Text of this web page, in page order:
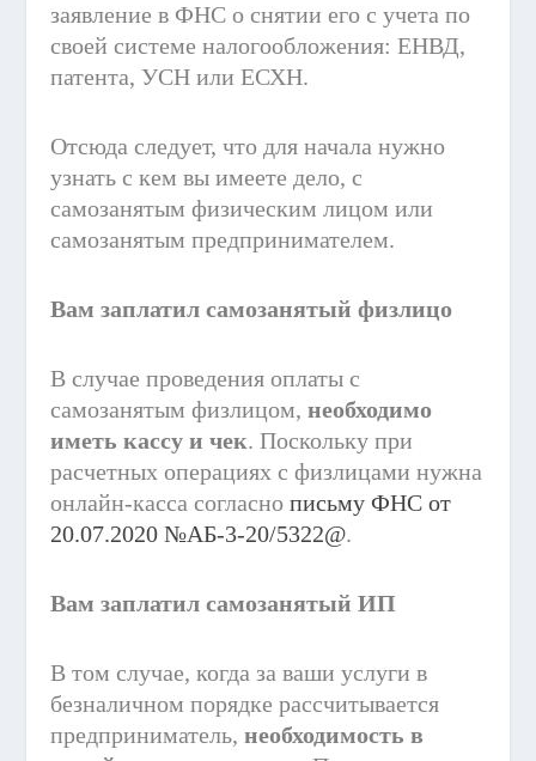
заявление в ФНС о снятии его с учета по
своей системе налогообложения: ЕНВД,
патента, УСН или ЕСХН.
Отсюда следует, что для начала нужно
узнать с кем вы имеете дело, с
самозанятым физическим лицом или
самозанятым предпринимателем.
Вам заплатил самозанятый физлицо
В случае проведения оплаты с
самозанятым физлицом,необходимо
иметь кассу и чек. Поскольку при
расчетных операциях с физлицами нужна
онлайн-касса согласнописьму ФНС от
20.07.2020 №АБ-3-20/5322@.
Вам заплатил самозанятый ИП
В том случае, когда за ваши услуги в
безналичном порядке рассчитывается
предприниматель,необходимость в